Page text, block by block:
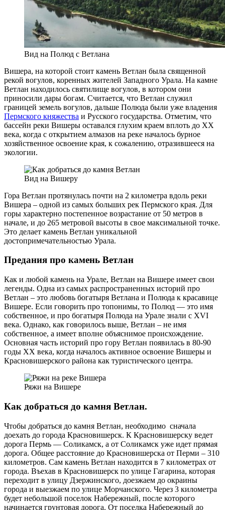
Вид на Полюд с Ветлана
Вишера, на которой стоит камень Ветлан была священной
рекой вогулов, коренных жителей Западного Урала. На камне
Ветлан находилось святилище вогулов, в котором они
приносили дары богам. Считается, что Ветлан служил
границей земель вогулов, дальше Полюда были уже владения
Пермского княжества и Русского государства. Отметим, что
бассейн реки Вишеры оставался глухим краем вплоть до XX
века, когда с открытием алмазов на реке началось бурное
хозяйственное освоение края, к сожалению, отразившееся на
экологии.
Вид на Вишеру
Гора Ветлан протянулась почти на 2 километра вдоль реки
Вишера – одной из самых больших рек Пермского края. Для
горы характерно постепенное возрастание от 50 метров в
начале, и до 265 метровой высоты в свое максимальной точке.
Это делает камень Ветлан уникальной
достопримечательностью Урала.
Предания про камень Ветлан
Как и любой камень на Урале, Ветлан на Вишере имеет свои
легенды. Одна из самых распространенных историй про
Ветлан – это любовь богатыря Ветлана и Полюда к красавице
Вишере. Если говорить про топонимы, то Полюд — это имя
собственное, и про богатыря Полюда на Урале знали с XVI
века. Однако, как говорилось выше, Ветлан – не имя
собственное, а имеет вполне объяснимое происхождение.
Основная часть историй про гору Ветлан появилась в 80-90
годы XX века, когда началось активное освоение Вишеры и
Красновишерского района как туристического центра.
Ряжи на Вишере
Как добраться до камня Ветлан.
Чтобы добраться до камня Ветлан, необходимо сначала
доехать до города Красновишерск. К Красновишерску ведет
дорога Пермь — Соликамск, а от Соликамск уже идет прямая
дорога. Общее расстояние до Красновишерска от Перми – 310
километров. Сам камень Ветлан находится в 7 километрах от
города. Въехав в Красновишерск по улице Гагарина, которая
переходит в улицу Дзержинского, доезжаем до окраины
города и выезжаем по улице Морчанского. Через 3 километра
будет небольшой поселок Набережный, после которого
начинается грунтовая дорога. От поселка Набережный до